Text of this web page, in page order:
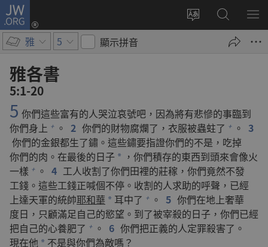
JW.ORG
更
登
入
搜
尋
JW.ORG
顯
雅 5 顯示拼音
雅各書
5:1-20
5 你們這些富有的人哭泣哀號吧 ， 因為將有悲慘的事臨到
你們身上 + 。 2 你們的財物腐爛了 ， 衣服被蟲蛀了 + 。 3
你們的金銀都生了鏽 。 這些鏽要指證你們的不是 ， 吃掉
你們的肉 。 在最後的日子 * ， 你們積存的東西到頭來會像火
一樣 + 。 4 工人收割了你們田裡的莊稼 ， 你們竟然不發
工錢 。 這些工錢正喊個不停 。 收割的人求助的呼聲 ， 已經
上達天軍的統帥耶和華 * 耳中了 + 。 5 你們在地 上奢華
度日 ， 只顧滿足自己的慾望 。 到了被宰殺的日子 ， 你們已經
把自己的心養肥了 + 。 6 你們把正義的人定罪殺害了 。
現在他 * 不是與你們為敵嗎 ？